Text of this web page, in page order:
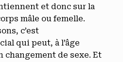
et donc sur la
mâle ou femelle.
c’est
qui peut, à l’âge
changement de sexe. Et